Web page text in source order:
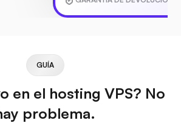
GUÍA
en el hosting VPS? No
problema.